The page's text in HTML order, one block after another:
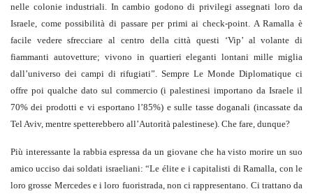
nelle colonie industriali. In cambio godono di privilegi assegnati loro da
Israele, come possibilità di passare per primi ai check-point. A Ramalla è
facile vedere sfrecciare al centro della città questi ‘Vip’ al volante di
fiammanti autovetture; vivono in quartieri eleganti lontani mille miglia
dall’universo dei campi di rifugiati”. Sempre Le Monde Diplomatique ci
offre poi qualche dato sul commercio (i palestinesi importano da Israele il
70% dei prodotti e vi esportano l’85%) e sulle tasse doganali (incassate da
Tel Aviv, mentre spetterebbero all’Autorità palestinese). Che fare, dunque?
Più interessante la rabbia espressa da un giovane che ha visto morire un suo
amico ucciso dai soldati israeliani: “Le élite e i capitalisti di Ramalla, con le
loro grosse Mercedes e i loro fuoristrada, non ci rappresentano. Ci trattano da